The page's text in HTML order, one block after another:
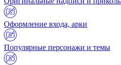
Оформление входа, арки
Популярные персонажи и темы